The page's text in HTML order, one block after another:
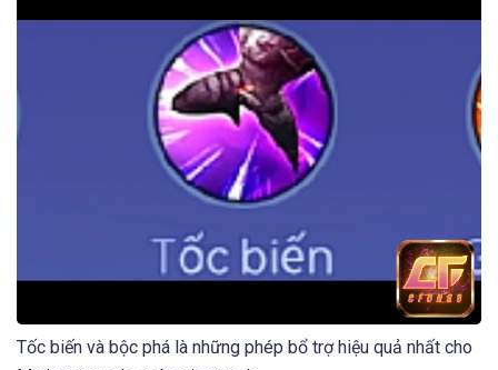
Tốc biến và bộc phá là những phép bổ trợ hiệu quả nhất cho